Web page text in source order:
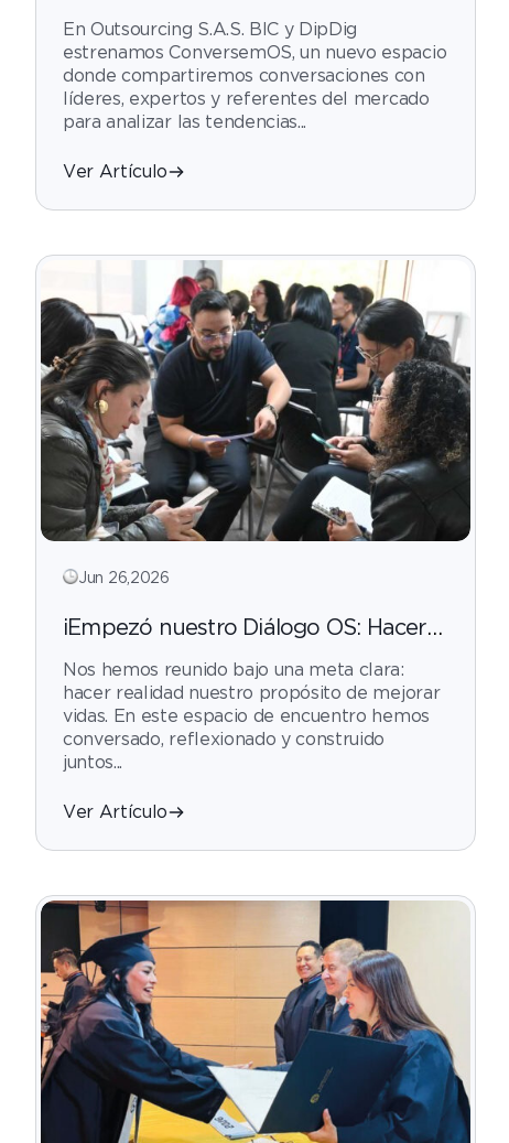
y marca en la era digital
En Outsourcing S.A.S. BIC y DipDig
estrenamos ConversemOS, un nuevo espacio
donde compartiremos conversaciones con
líderes, expertos y referentes del mercado
para analizar las tendencias...
Ver Artículo
Jun 26,2026
¡Empezó nuestro Diálogo OS: Hacer
extraordinario!
Nos hemos reunido bajo una meta clara:
hacer realidad nuestro propósito de mejorar
vidas. En este espacio de encuentro hemos
conversado, reflexionado y construido
juntos...
Ver Artículo